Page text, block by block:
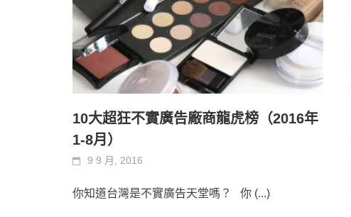
10大超狂不實廣告廠商龍虎榜（2016年
1-8月）
9 9 月, 2016
你知道台灣是不實廣告天堂嗎？ 你 (...)